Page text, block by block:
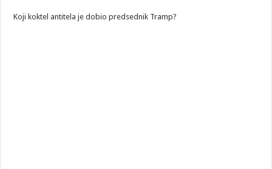
Koji koktel antitela je dobio predsednik Tramp?